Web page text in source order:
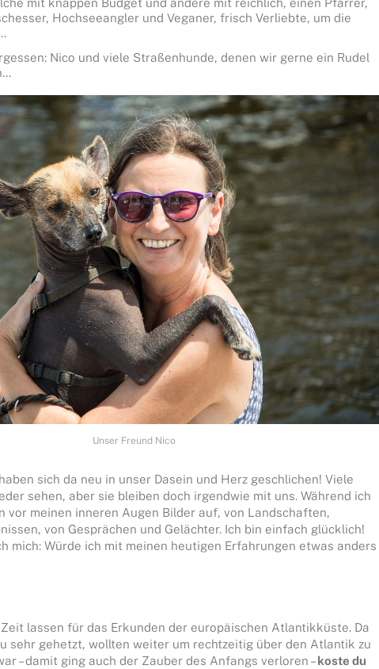
mit knappen Budget und andere mit reichlich, einen Pfarrer,
Hochseeangler und Veganer, frisch Verliebte, um die
Nico und viele Straßenhunde, denen wir gerne ein Rudel
Unser Freund Nico
sich da neu in unser Dasein und Herz geschlichen! Viele
sehen, aber sie bleiben doch irgendwie mit uns. Während ich
vor meinen inneren Augen Bilder auf, von Landschaften,
von Gesprächen und Gelächter. Ich bin einfach glücklich!
mich: Würde ich mit meinen heutigen Erfahrungen etwas anders
lassen für das Erkunden der europäischen Atlantikküste. Da
sehr gehetzt, wollten weiter um rechtzeitig über den Atlantik zu
– damit ging auch der Zauber des Anfangs verloren –koste du